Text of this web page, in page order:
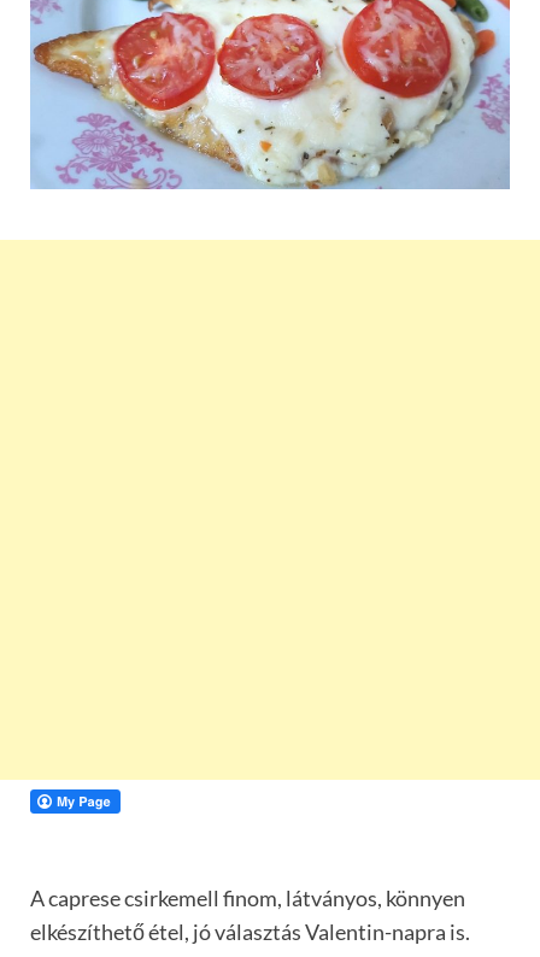
A caprese csirkemell finom, látványos, könnyen
elkészíthető étel, jó választás Valentin-napra is.